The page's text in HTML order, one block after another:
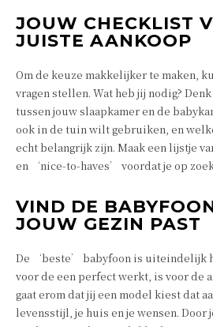
JOUW CHECKLIST
JUISTE AANKOOP
Om de keuze makkelijker te maken,
vragen stellen. Wat heb jij nodig?
tussen jouw slaapkamer en de
ook in de tuin wilt gebruiken, en
echt belangrijk zijn. Maak een lijstje
en ‘nice-to-haves’ voordat je op
VIND DE
JOUW GEZIN PAST
De ‘beste’ babyfoon is uiteindelijk
voor de een perfect werkt, is voor de
gaat erom dat jij een model kiest dat
levensstijl, je huis en je wensen. Door